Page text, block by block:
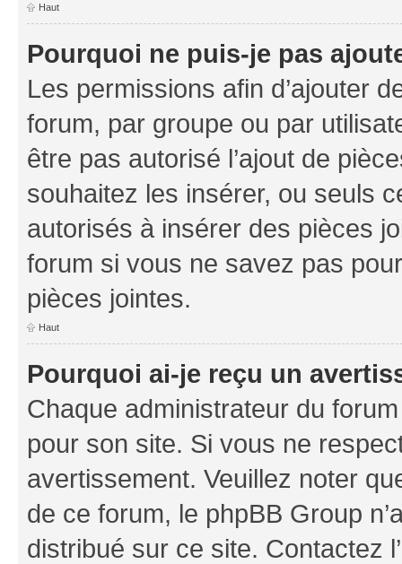
Haut
Pourquoi ne puis-je pas
Les permissions afin d’ajouter
forum, par groupe ou par
être pas autorisé l’ajout de
souhaitez les insérer, ou seuls
autorisés à insérer des pièces
forum si vous ne savez pas
pièces jointes.
Haut
Pourquoi ai-je reçu un
Chaque administrateur du
pour son site. Si vous ne
avertissement. Veuillez noter
de ce forum, le phpBB Group
distribué sur ce site. Contactez